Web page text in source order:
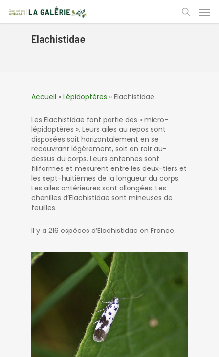
main
search
Elachistidae
Accueil » Lépidoptères » Elachistidae
Les Elachistidae font partie des « micro-
lépidoptères ». Leurs ailes au repos sont
disposées soit horizontalement en se
recouvrant légèrement, soit en toit au-
dessus du corps. Leurs antennes sont
filiformes et mesurent entre les deux-tiers et
les sept-huitièmes de la longueur du corps.
Les ailes antérieures sont allongées. Les
chenilles d’Elachistidae sont mineuses de
feuilles.
Il y a 216 espèces d’Elachistidae en France.